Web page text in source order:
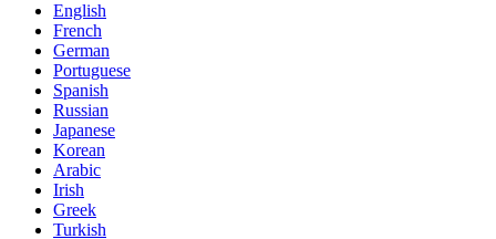
English
French
German
Portuguese
Spanish
Russian
Japanese
Korean
Arabic
Irish
Greek
Turkish